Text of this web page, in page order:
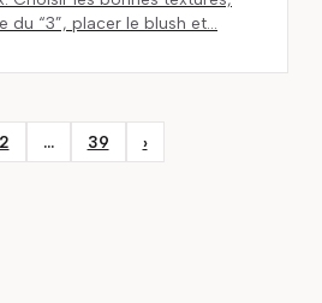
“3”, placer le blush et…
2 … 39 ›